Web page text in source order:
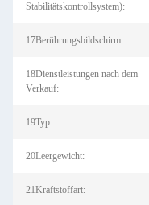
Stabilitätskontrollsystem):
17Berührungsbildschirm:
18Dienstleistungen nach dem
Verkauf:
19Typ:
20Leergewicht:
21Kraftstoffart: